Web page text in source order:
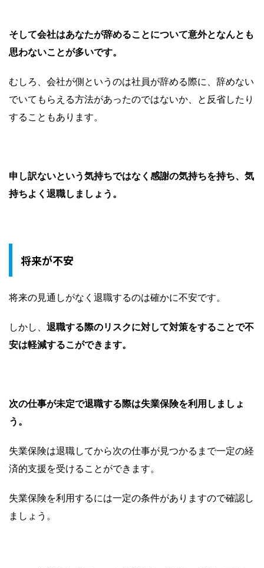
そして会社はあなたが辞めることについて意外となんとも
思わないことが多いです。
むしろ、会社が側というのは社員が辞める際に、辞めない
でいてもらえる方法があったのではないか、と反省したり
することもあります。
申し訳ないという気持ちではなく感謝の気持ちを持ち、気
持ちよく退職しましょう。
将来が不安
将来の見通しがなく退職するのは確かに不安です。
しかし、 退職する際のリスクに対して対策をすることで不
安は軽減するこができます。
次の仕事が未定で退職する際は失業保険を利用しましょ
う。
失業保険は退職してから次の仕事が見つかるまで一定の経
済的支援を受けることができます。
失業保険を利用するには一定の条件がありますので確認し
ましょう。